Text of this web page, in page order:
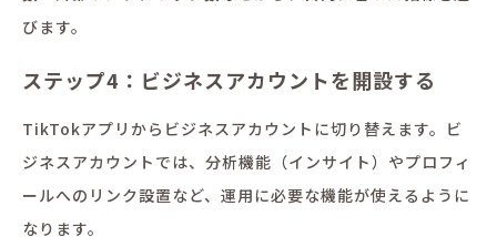
びます。
ステップ4：ビジネスアカウントを開設する
TikTokアプリからビジネスアカウントに切り替えます。ビ
ジネスアカウントでは、分析機能（インサイト）やプロフィ
ールへのリンク設置など、運用に必要な機能が使えるように
なります。